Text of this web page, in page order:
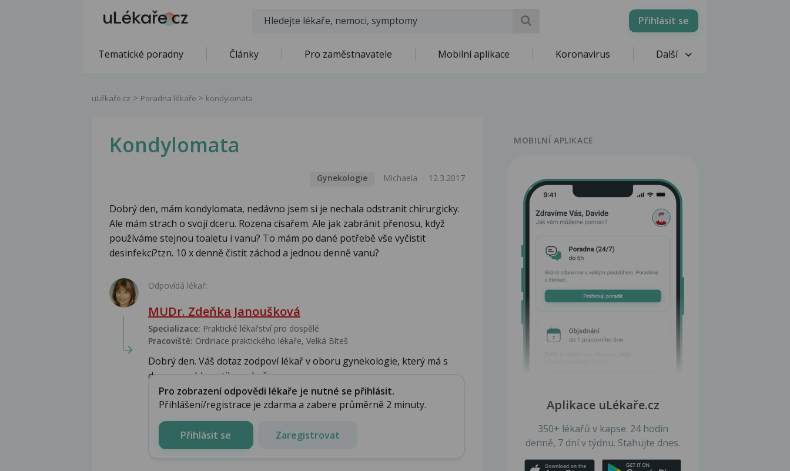
Přihlásit se
Tematické poradny Články Pro zaměstnavatele Mobilní aplikace Koronavirus Další
uLékaře.cz Poradna lékaře kondylomata
Kondylomata
Gynekologie Michaela 12.3.2017
Dobrý den, mám kondylomata, nedávno jsem si je nechala odstranit chirurgicky.
Ale mám strach o svojí dceru. Rozena císařem. Ale jak zabránit přenosu, když
používáme stejnou toaletu i vanu? To mám po dané potřebě vše vyčistit
desinfekcí?tzn. 10 x denně čistit záchod a jednou denně vanu?
Odpovídá lékař:
MUDr. Zdeňka Janoušková
Specializace: Praktické lékařství pro dospělé
Pracoviště: Ordinace praktického lékaře, Velká Bíteš
Dobrý den. Váš dotaz zodpoví lékař v oboru gynekologie, který má s
danou problematikou zkuš...
Pro zobrazení odpovědi lékaře je nutné se přihlásit.
Přihlášení/registrace je zdarma a zabere průměrně 2 minuty.
Přihlásit se Zaregistrovat
MOBILNÍ APLIKACE
Aplikace uLékaře.cz
350+ lékařů v kapse. 24 hodin
denně, 7 dní v týdnu. Stahujte dnes.